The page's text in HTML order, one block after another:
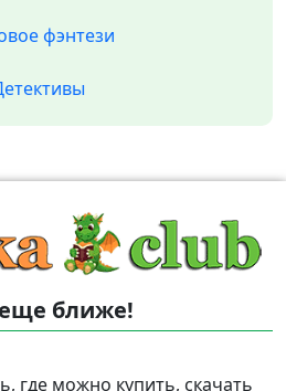
фэнтези
ближе!
где можно купить, скачать